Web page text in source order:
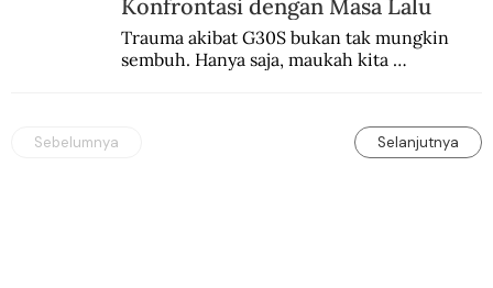
Konfrontasi dengan Masa Lalu
Trauma akibat G30S bukan tak mungkin
sembuh. Hanya saja, maukah kita
Sebelumnya Selanjutnya